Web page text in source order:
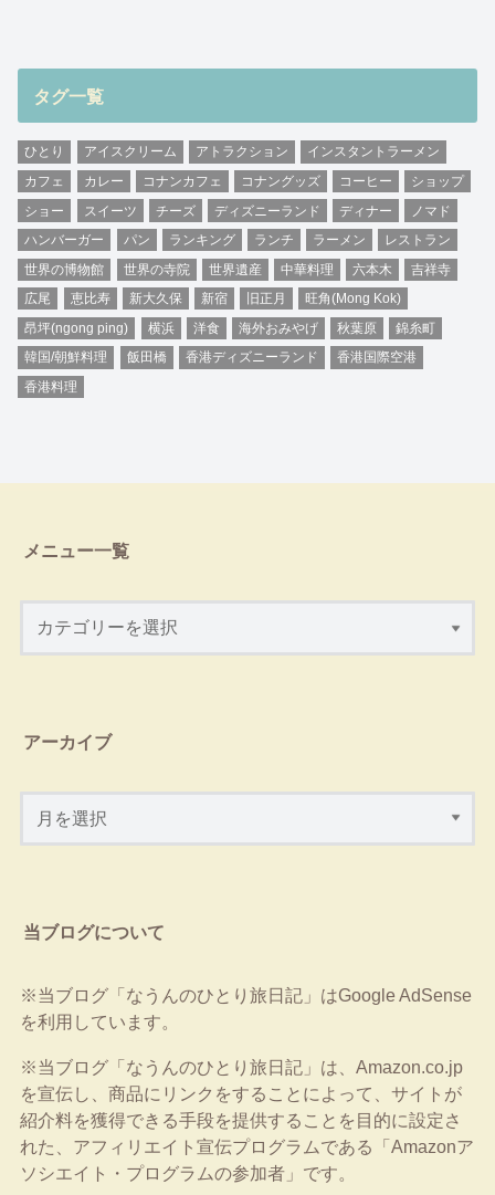
タグ一覧
ひとり アイスクリーム アトラクション
インスタントラーメン
カフェ
カレー コナンカフェ コナングッズ コーヒー
ショップ
ショー
スイーツ チーズ ディズニーランド ディナー
ノマド
ハンバーガー
パン ランキング ランチ ラーメン
レストラン
世界の博物館
世界の寺院 世界遺産 中華料理 六本木
吉祥寺
広尾
恵比寿 新大久保 新宿 旧正月
旺角(Mong Kok)
昂坪(ngong ping)
横浜 洋食 海外おみやげ 秋葉原
錦糸町
韓国/朝鮮料理
飯田橋 香港ディズニーランド
香港国際空港
香港料理
メニュー一覧
アーカイブ
当ブログについて
※当ブログ「なうんのひとり旅日記」はGoogle AdSense
を利用しています。
※当ブログ「なうんのひとり旅日記」は、Amazon.co.jp
を宣伝し、商品にリンクをすることによって、サイトが
紹介料を獲得できる手段を提供することを目的に設定さ
れた、アフィリエイト宣伝プログラムである「Amazonア
ソシエイト・プログラムの参加者」です。